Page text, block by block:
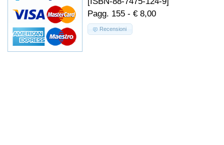
Pagg. 155 - € 8,00
Recensioni